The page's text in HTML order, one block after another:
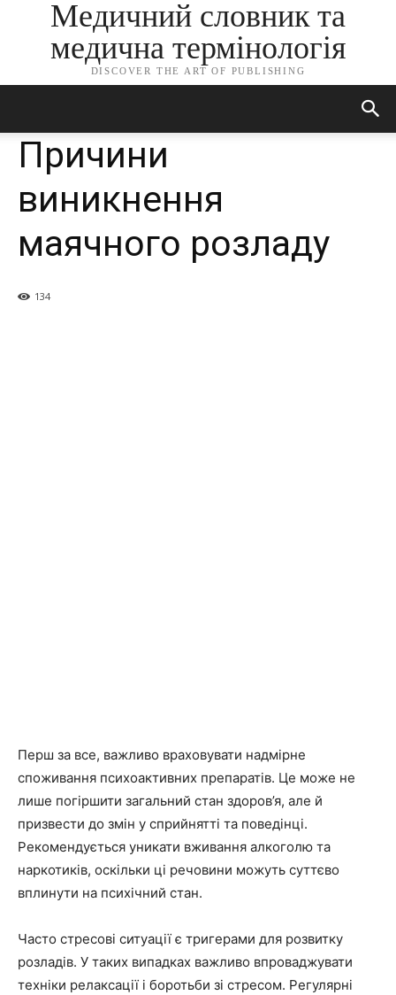
Медичний словник та
медична термінологія
DISCOVER THE ART OF PUBLISHING
Причини
виникнення
маячного розладу
134
Перш за все, важливо враховувати надмірне
споживання психоактивних препаратів. Це може не
лише погіршити загальний стан здоров’я, але й
призвести до змін у сприйнятті та поведінці.
Рекомендується уникати вживання алкоголю та
наркотиків, оскільки ці речовини можуть суттєво
вплинути на психічний стан.
Часто стресові ситуації є тригерами для розвитку
розладів. У таких випадках важливо впроваджувати
техніки релаксації і боротьби зі стресом. Регулярні